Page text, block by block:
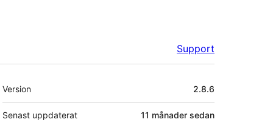
Support
Meta
Version 2.8.6
Senast uppdaterat 11 månader sedan